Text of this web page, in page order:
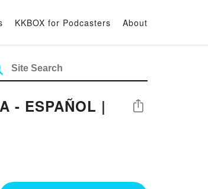
KKBOX for Podcasters About
- ESPAÑOL |
Share